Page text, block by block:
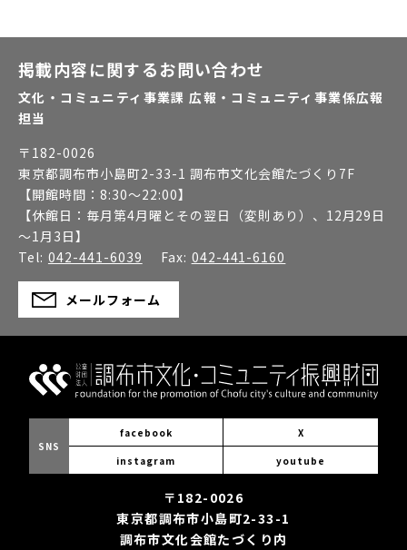
掲載内容に関するお問い合わせ
文化・コミュニティ事業課 広報・コミュニティ事業係広報
担当
〒 182-0026
東京都調布市小島町2-33-1 調布市文化会館たづくり7F
【開館時間： 8:30～22:00】
【休館日： 毎月第4月曜とその翌日（変則あり）、12月29日
～1月3日】
Tel: 042-441-6039 Fax: 042-441-6160
メールフォーム
SNS
facebook X
instagram youtube
〒182-0026
東京都調布市小島町2-33-1
調布市文化会館たづくり内